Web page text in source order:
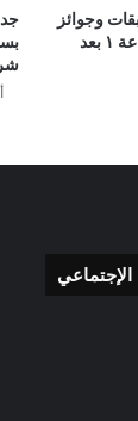
وجوائز
وخيرخلكم قريبين كل يوم الساعة ١ بعد
الإجتماعي